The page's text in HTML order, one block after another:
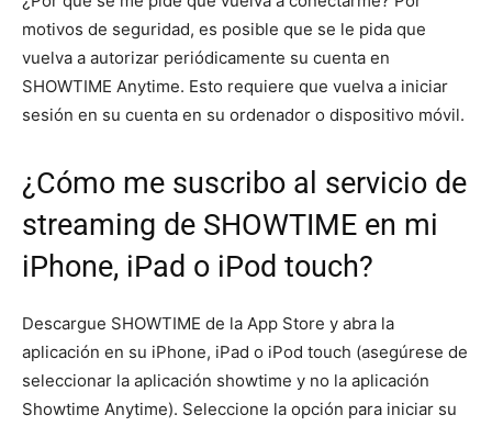
motivos de seguridad, es posible que se le pida que
vuelva a autorizar periódicamente su cuenta en
SHOWTIME Anytime. Esto requiere que vuelva a iniciar
sesión en su cuenta en su ordenador o dispositivo móvil.
¿Cómo me suscribo al servicio de
streaming de SHOWTIME en mi
iPhone, iPad o iPod touch?
Descargue SHOWTIME de la App Store y abra la
aplicación en su iPhone, iPad o iPod touch (asegúrese de
seleccionar la aplicación showtime y no la aplicación
Showtime Anytime). Seleccione la opción para iniciar su